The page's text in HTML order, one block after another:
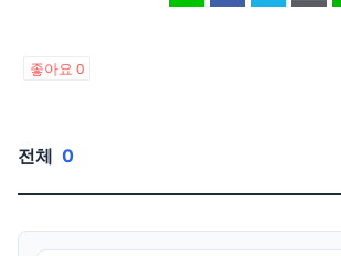
좋아요 0
전체 0